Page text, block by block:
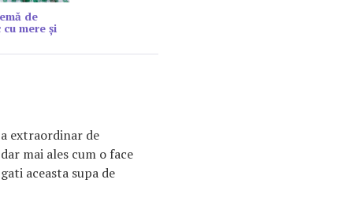
de
mere și
extraordinar de
mai ales cum o face
aceasta supa de